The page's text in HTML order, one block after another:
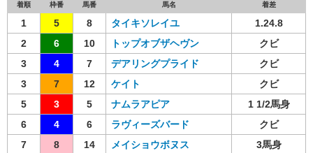
着順 枠番 馬番 馬名 着差
1 5 8 タイキソレイユ
1.24.8
2
6 10 トップオブザヘヴン
クビ
3
4 7 デアリングプライド
クビ
3
7 12 ケイト
クビ
5
3 5 ナムラアピア
1 1/2馬身
6
4 6 ラヴィーズバード
クビ
7
8 14 メイショウボヌス
3馬身